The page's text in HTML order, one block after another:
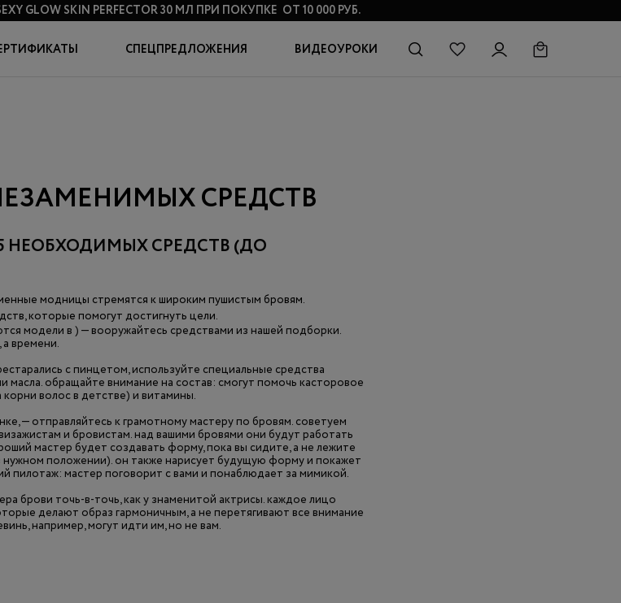
GLOW SKIN PERFECTOR 30 МЛ ПРИ ПОКУПКЕ ОТ 10 000 РУБ.
СПЕЦПРЕДЛОЖЕНИЯ ВИДЕОУРОКИ
СРЕДСТВ
НЕОБХОДИМЫХ СРЕДСТВ (ДО
модницы стремятся к широким пушистым бровям.
которые помогут достигнуть цели.
модели в ) — вооружайтесь средствами из нашей подборки.
времени.
с пинцетом, используйте специальные средства
масла. обращайте внимание на состав: смогут помочь касторовое
волос в детстве) и витамины.
— отправляйтесь к грамотному мастеру по бровям. советуем
и бровистам. над вашими бровями они будут работать
мастер будет создавать форму, пока вы сидите, а не лежите
нужном положении). он также нарисует будущую форму и покажет
пилотаж: мастер поговорит с вами и понаблюдает за мимикой.
брови точь-в-точь, как у знаменитой актрисы. каждое лицо
делают образ гармоничным, а не перетягивают все внимание
например, могут идти им, но не вам.